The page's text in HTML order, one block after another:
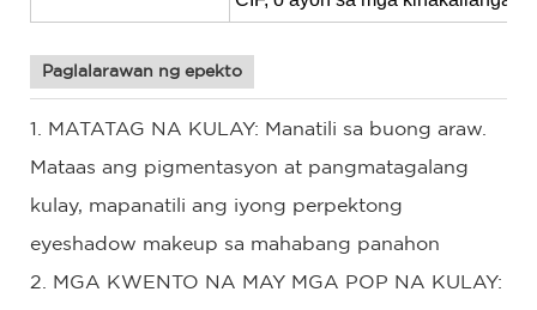
Paglalarawan ng epekto
1. MATATAG NA KULAY: Manatili sa buong araw.
Mataas ang pigmentasyon at pangmatagalang
kulay, mapanatili ang iyong perpektong
eyeshadow makeup sa mahabang panahon
2. MGA KWENTO NA MAY MGA POP NA KULAY: